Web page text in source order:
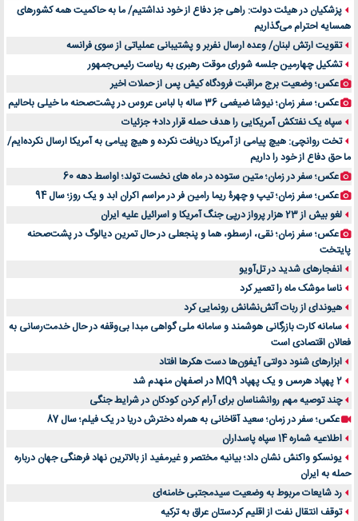
اهمیت انتخاب بهترین وکیل در سعادت آباد برای پرونده‌های حساس و کلان
لیفتراک صفر؛ راهنمای جامع خرید، قیمت و فروش در ایران
راهنمای جامع بهترین کفش ورزشی برای دویدن و استفاده روزمره | بررسی ۱۲ مدل برتر
پزشکیان در هیئت دولت: راهی جز دفاع از خود نداشتیم/ ما به حاکمیت همه کشورهای
همسایه احترام می‌گذاریم
تقویت ارتش لبنان/ وعده ارسال نفربر و پشتیبانی عملیاتی از سوی فرانسه
تشکیل چهارمین جلسه شورای موقت رهبری به ریاست رئیس‌جمهور
عکس؛ وضعیت برج مراقبت فرودگاه کیش پس از حملات اخیر
عکس؛ سفر زمان؛ نیوشا ضیغمی 36 ساله با لباس عروس در پشت‌صحنه ما خیلی باحالیم
سپاه یک نفتکش آمریکایی را هدف حمله قرار داد+ جزئیات
تخت روانچی: هیچ پیامی از آمریکا دریافت نکرده و هیچ پیامی به آمریکا ارسال نکرده‌ایم/
ما حق دفاع از خود را داریم
عکس؛ سفر در زمان؛ متین ستوده در ماه های نخست تولد؛ اواسط دهه 60
عکس؛ سفر زمان؛ تیپ و چهرۀ ریما رامین فر در مراسم اکران ابد و یک روز؛ سال 94
لغو بیش از 23 هزار پرواز درپی جنگ آمریکا و اسرائیل علیه ایران
عکس؛ سفر زمان؛ نقی، ارسطو، هما و پنجعلی در حال تمرین دیالوگ در پشت‌صحنه
پایتخت
انفجارهای شدید در تل‌آویو
ناسا موشک ماه را تعمیر کرد
هیوندای از ربات آتش‌نشانش رونمایی کرد
سامانه کارت بازرگانی هوشمند و سامانه ملی گواهی مبدا بی‌وقفه در حال خدمت‌رسانی به
فعالان اقتصادی است
ابزارهای شنود دولتی آیفون‌ها دست هکرها افتاد
2 پهپاد هرمس و یک پهپاد MQ9 در اصفهان منهدم شد
چند توصیه مهم روانشناسان برای آرام کردن کودکان در شرایط جنگی
عکس؛ سفر در زمان؛ سعید آقاخانی به همراه دخترش دریا در یک فیلم؛ سال 87
اطلاعیه شماره 14 سپاه پاسداران
یونسکو واکنش نشان داد؛ بیانیه مختصر و غیرمفید از بالاترین نهاد فرهنگی جهان درباره
حمله به ایران
رد شایعات مربوط به وضعیت سیدمجتبی خامنه‌ای
توقف انتقال نفت از اقلیم کردستان عراق به ترکیه